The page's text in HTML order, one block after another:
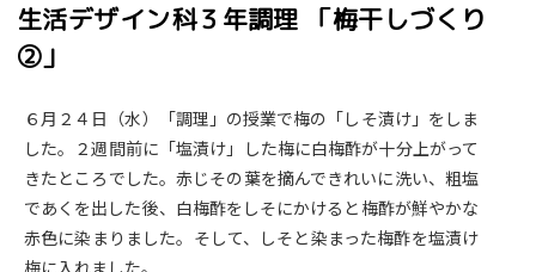
生活デザイン科３年調理 「梅干しづくり
②」
６月２４日（水）「調理」の授業で梅の「しそ漬け」をしま
した。２週間前に「塩漬け」した梅に白梅酢が十分上がって
きたところでした。赤じその葉を摘んできれいに洗い、粗塩
であくを出した後、白梅酢をしそにかけると梅酢が鮮やかな
赤色に染まりました。そして、しそと染まった梅酢を塩漬け
梅に入れました。